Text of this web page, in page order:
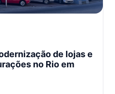
de lojas e
no Rio em